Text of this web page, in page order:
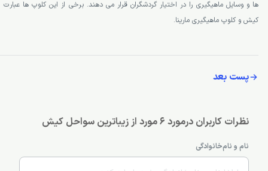
­ها و وسایل ماهیگیری را در اختیار گردشگران قرار می­ دهند. برخی از این کلوپ­ ها عبارت
کیش و کلوپ ماهیگیری مارینا.
پست بعد
نظرات کاربران درمورد 6 مورد از زیباترین سواحل کیش
نام و نام‌خانوادگی